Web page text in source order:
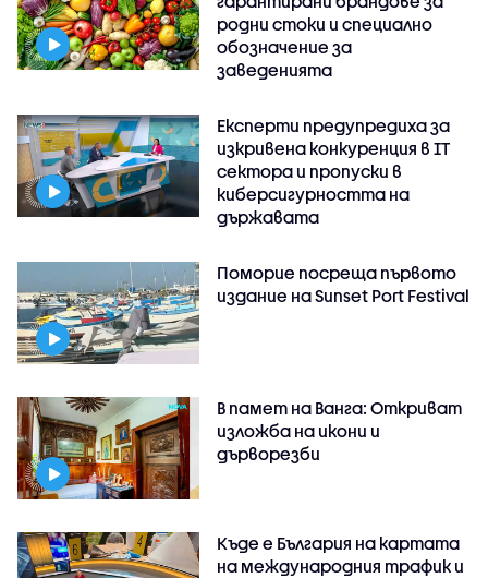
родни стоки и специално
обозначение за
заведенията
Експерти предупредиха за
изкривена конкуренция в IT
сектора и пропуски в
киберсигурността на
държавата
Поморие посреща първото
издание на Sunset Port Festival
В памет на Ванга: Откриват
изложба на икони и
дърворезби
Къде е България на картата
на международния трафик и